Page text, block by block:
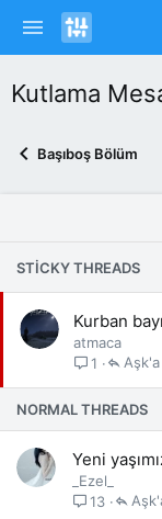
Kutlama
Başıboş Bölüm
STICKY THREADS
Kurban
atmaca
1
Aşk'a
NORMAL THREADS
Yeni
_Ezel_
13